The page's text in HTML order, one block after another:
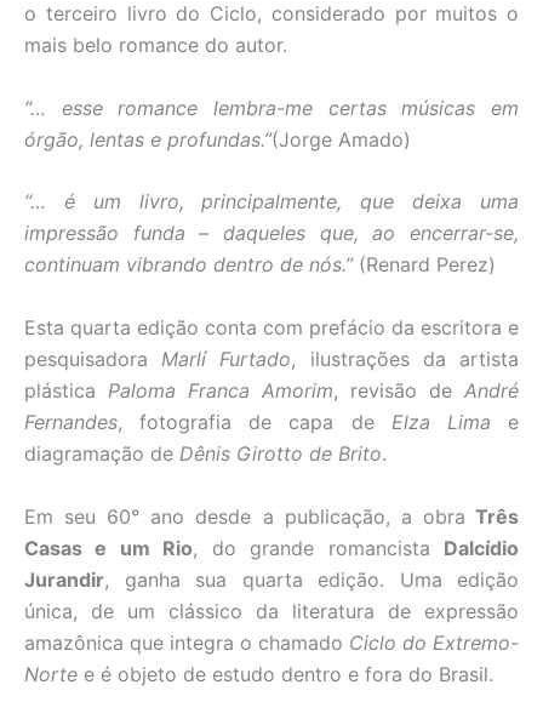
o terceiro livro do Ciclo, considerado por muitos o
mais belo romance do autor.
“… esse romance lembra-me certas músicas em
órgão, lentas e profundas.”(Jorge Amado)
“… é um livro, principalmente, que deixa uma
impressão funda – daqueles que, ao encerrar-se,
continuam vibrando dentro de nós.”(Renard Perez)
Esta quarta edição conta com prefácio da escritora e
pesquisadora Marlí Furtado, ilustrações da artista
plástica Paloma Franca Amorim, revisão de André
Fernandes, fotografia de capa de Elza Lima e
diagramação de Dênis Girotto de Brito.
Em seu 60° ano desde a publicação, a obra Três
Casas e um Rio, do grande romancista Dalcídio
Jurandir, ganha sua quarta edição. Uma edição
única, de um clássico da literatura de expressão
amazônica que integra o chamado Ciclo do Extremo-
Norte e é objeto de estudo dentro e fora do Brasil.